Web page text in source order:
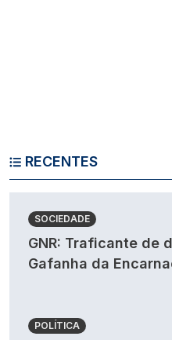
RECENTES
SOCIEDADE
GNR: Traficante de
Gafanha da
POLÍTICA